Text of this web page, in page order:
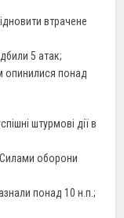
втрачене
5 атак;
опинилися понад
штурмові дії в
оборони
понад 10 н.п.;